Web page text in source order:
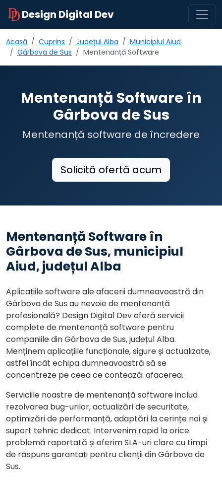
Design Digital Dev
Acasă Cuprins Județul Alba
Municipiul Aiud
Gârbova de Sus
Mentenanță Software
Mentenanță Software în
Gârbova de Sus
Mentenanță software de încredere
Solicită ofertă acum
Mentenanță Software în
Gârbova de Sus, municipiul
Aiud, județul Alba
Aplicațiile software ale afacerii dumneavoastră din
Gârbova de Sus au nevoie de mentenanță
profesională? Design Digital Dev oferă servicii
complete de mentenanță software pentru
companiile din Gârbova de Sus, județul Alba.
Menținem aplicațiile funcționale, sigure și actualizate,
astfel încât echipa dumneavoastră să se
concentreze pe ceea ce contează: afacerea.
Serviciile noastre de mentenanță software includ
rezolvarea bug-urilor, actualizări de securitate,
optimizări de performanță, adaptări la cerințe noi și
suport tehnic dedicat. Intervenim rapid la orice
problemă raportată și oferim SLA-uri clare cu timpi
de răspuns garantați pentru clienții din Gârbova de
Sus.